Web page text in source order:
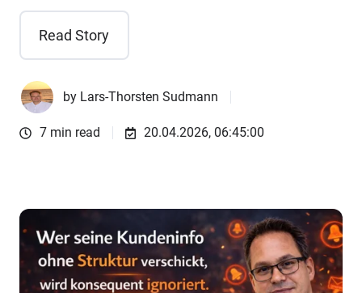
Read Story
by Lars-Thorsten Sudmann
7 min read 20.04.2026, 06:45:00